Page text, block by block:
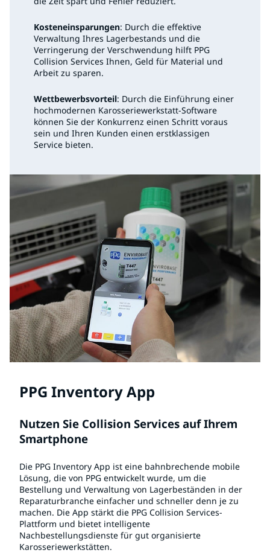
Kosteneinsparungen: Durch die effektive
Verwaltung Ihres Lagerbestands und die
Verringerung der Verschwendung hilft PPG
Collision Services Ihnen, Geld für Material und
Arbeit zu sparen.
Wettbewerbsvorteil: Durch die Einführung einer
hochmodernen Karosseriewerkstatt-Software
können Sie der Konkurrenz einen Schritt voraus
sein und Ihren Kunden einen erstklassigen
Service bieten.
PPG Inventory App
Nutzen Sie Collision Services auf Ihrem
Smartphone
Die PPG Inventory App ist eine bahnbrechende mobile
Lösung, die von PPG entwickelt wurde, um die
Bestellung und Verwaltung von Lagerbeständen in der
Reparaturbranche einfacher und schneller denn je zu
machen. Die App stärkt die PPG Collision Services-
Plattform und bietet intelligente
Nachbestellungsdienste für gut organisierte
Karosseriewerkstätten.